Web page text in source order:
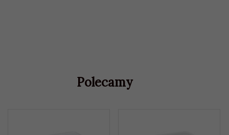
Polecamy